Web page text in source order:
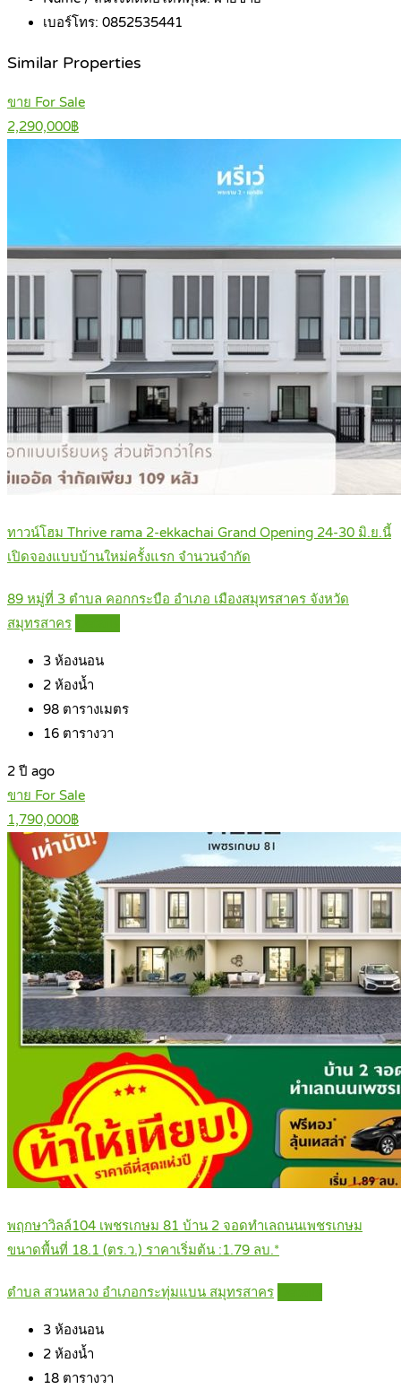
เบอร์โทร: 0852535441
Similar Properties
ขาย For Sale
2,290,000฿
ทาวน์โฮม Thrive rama 2-ekkachai Grand Opening 24-30 มิ.ย.นี้
เปิดจองแบบบ้านใหม่ครั้งแรก จำนวนจำกัด
89 หมู่ที่ 3 ตำบล คอกกระบือ อำเภอ เมืองสมุทรสาคร จังหวัด
สมุทรสาคร
3 ห้องนอน
2 ห้องน้ำ
98 ตารางเมตร
16 ตารางวา
2 ปี ago
ขาย For Sale
1,790,000฿
พฤกษาวิลล์104 เพชรเกษม 81 บ้าน 2 จอดทำเลถนนเพชรเกษม
ขนาดพื้นที่ 18.1 (ตร.ว.) ราคาเริ่มต้น :1.79 ลบ.*
ตำบล สวนหลวง อำเภอกระทุ่มแบน สมุทรสาคร
3 ห้องนอน
2 ห้องน้ำ
18 ตารางวา